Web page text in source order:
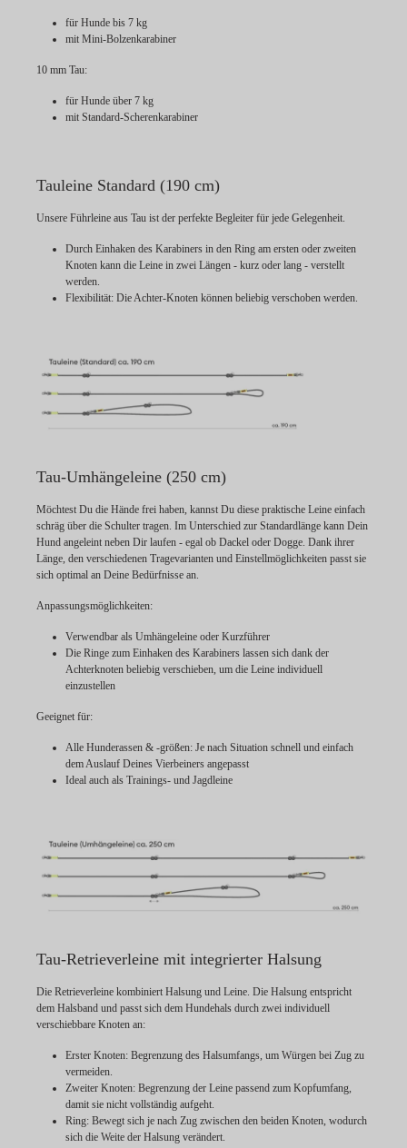
für Hunde bis 7 kg
mit Mini-Bolzenkarabiner
10 mm Tau:
für Hunde über 7 kg
mit Standard-Scherenkarabiner
Tauleine Standard (190 cm)
Unsere Führleine aus Tau ist der perfekte Begleiter für jede Gelegenheit.
Durch Einhaken des Karabiners in den Ring am ersten oder zweiten
Knoten kann die Leine in zwei Längen - kurz oder lang - verstellt
werden.
Flexibilität: Die Achter-Knoten können beliebig verschoben werden.
Tau-Umhängeleine (250 cm)
Möchtest Du die Hände frei haben, kannst Du diese praktische Leine einfach
schräg über die Schulter tragen. Im Unterschied zur Standardlänge kann Dein
Hund angeleint neben Dir laufen - egal ob Dackel oder Dogge. Dank ihrer
Länge, den verschiedenen Tragevarianten und Einstellmöglichkeiten passt sie
sich optimal an Deine Bedürfnisse an.
Anpassungsmöglichkeiten:
Verwendbar als Umhängeleine oder Kurzführer
Die Ringe zum Einhaken des Karabiners lassen sich dank der
Achterknoten beliebig verschieben, um die Leine individuell
einzustellen
Geeignet für:
Alle Hunderassen & -größen: Je nach Situation schnell und einfach
dem Auslauf Deines Vierbeiners angepasst
Ideal auch als Trainings- und Jagdleine
Tau-Retrieverleine mit integrierter Halsung
Die Retrieverleine kombiniert Halsung und Leine. Die Halsung entspricht
dem Halsband und passt sich dem Hundehals durch zwei individuell
verschiebbare Knoten an:
Erster Knoten: Begrenzung des Halsumfangs, um Würgen bei Zug zu
vermeiden.
Zweiter Knoten: Begrenzung der Leine passend zum Kopfumfang,
damit sie nicht vollständig aufgeht.
Ring: Bewegt sich je nach Zug zwischen den beiden Knoten, wodurch
sich die Weite der Halsung verändert.